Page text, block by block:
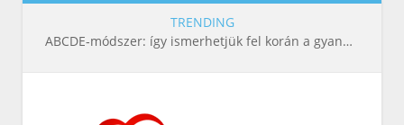
TRENDING
ABCDE‑módszer: így ismerhetjük fel korán a gyanús bőrelváltozásokat